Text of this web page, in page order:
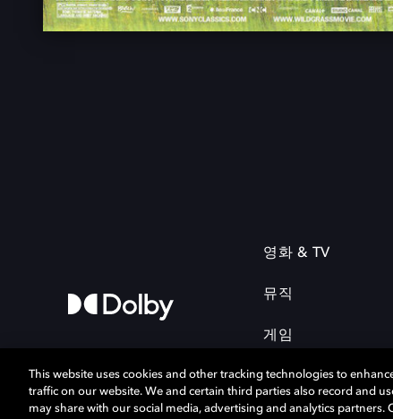
영화 & TV
뮤직
게임
This website uses cookies and other tracking technologies to
traffic on our website. We and certain third parties also record and
may share with our social media, advertising and analytics partners.